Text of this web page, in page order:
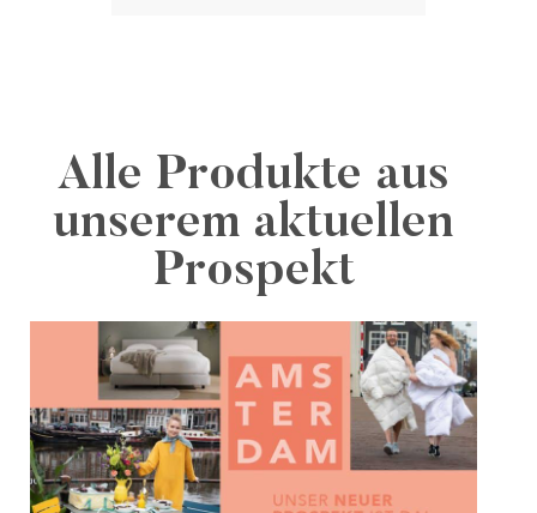
Alle Produkte aus
unserem aktuellen
Prospekt